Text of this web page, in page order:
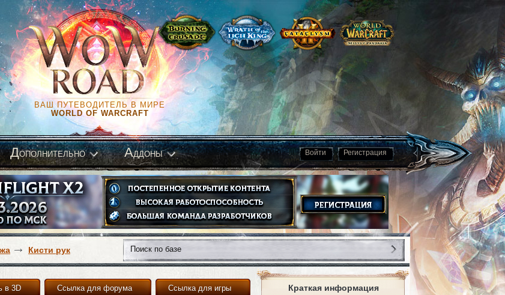
ВАШ ПУТЕВОДИТЕЛЬ В МИРЕ
WORLD OF WARCRAFT
Войти Регистрация
Дополнительно Аддоны
Кисти рук
Краткая информация
Ссылка для игры
Ссылка для форума
в 3D